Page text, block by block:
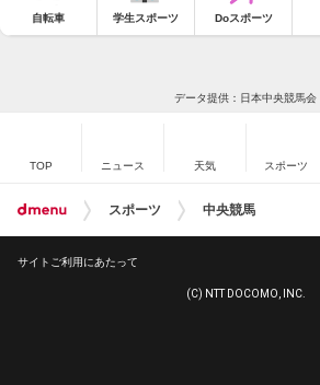
自転車 学生スポーツ Doスポーツ
データ提供：日本中央競馬会
TOP ニュース 天気 スポーツ
スポーツ 中央競馬
サイトご利用にあたって
(C) NTT DOCOMO, INC.